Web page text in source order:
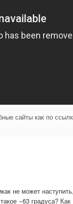
сайты как по
не может
−63 градуса?